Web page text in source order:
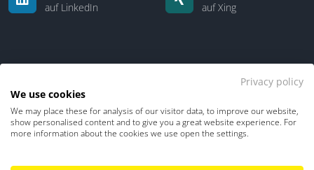
auf LinkedIn
auf Xing
Kontakt Über uns
Privacy policy
We use cookies
We may place these for analysis of our visitor data, to improve our website,
show personalised content and to give you a great website experience. For
more information about the cookies we use open the settings.